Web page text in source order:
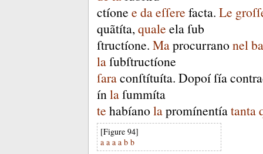
ctíone e daeſſere facta. Le
quãtíta,quale elaſub
ſtructíone. Maprocurranonel
laſubſtructíone
ſaraconſtítuíta. Dopoíſía
ínlaſummíta
te habíanolapromínentíatanta
[Figure 94]
a a a a b b